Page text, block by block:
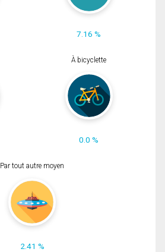
7.16 %
À bicyclette
0.0 %
Par tout autre moyen
2.41 %